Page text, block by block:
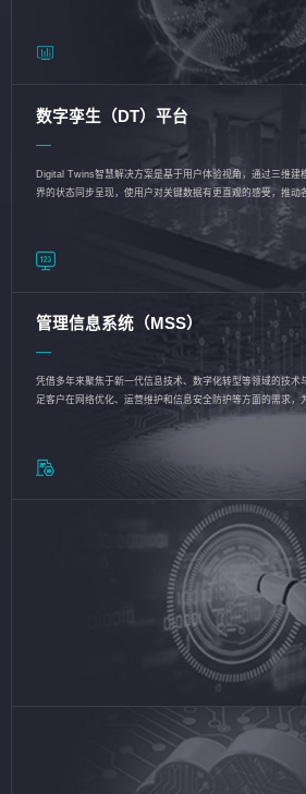
数字孪生（DT）平台
Digital Twins智慧解决方案是基于用户体验视角，通过三维建
界的状态同步呈现，使用户对关键数据有更直观的感受，推动
管理信息系统（MSS）
凭借多年来聚焦于新一代信息技术、数字化转型等领域的技术
足客户在网络优化、运营维护和信息安全防护等方面的需求，